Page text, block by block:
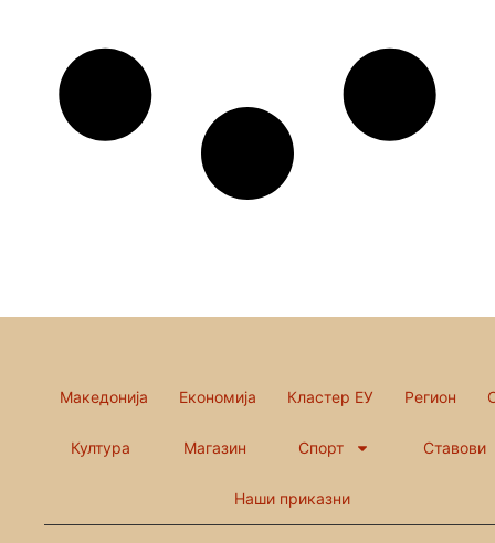
Македонија Економија Кластер ЕУ Регион
Култура Магазин Спорт Ставови
Наши приказни